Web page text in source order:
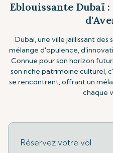
Eblouissante Dubaï
Dubaï, une ville jaillissant
mélange d'opulence,
Connue pour son horizon
son riche patrimoine culturel,
se rencontrent, offrant un
chaque
Réservez votre vol